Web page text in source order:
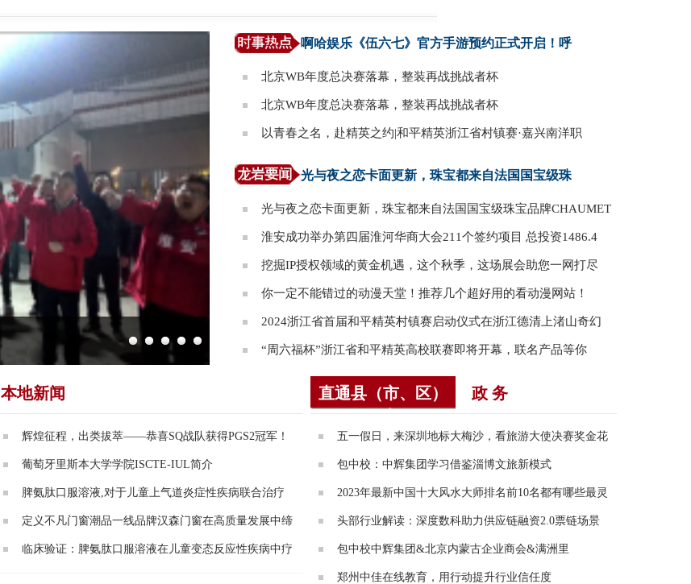
啊哈娱乐《伍六七》官方手游预约正式开启！呼
北京WB年度总决赛落幕，整装再战挑战者杯
北京WB年度总决赛落幕，整装再战挑战者杯
以青春之名，赴精英之约|和平精英浙江省村镇赛·嘉兴南洋职
光与夜之恋卡面更新，珠宝都来自法国国宝级珠
光与夜之恋卡面更新，珠宝都来自法国国宝级珠宝品牌CHAUMET
淮安成功举办第四届淮河华商大会211个签约项目 总投资1486.4
挖掘IP授权领域的黄金机遇，这个秋季，这场展会助您一网打尽
你一定不能错过的动漫天堂！推荐几个超好用的看动漫网站！
2024浙江省首届和平精英村镇赛启动仪式在浙江德清上渚山奇幻
“周六福杯”浙江省和平精英高校联赛即将开幕，联名产品等你
本地新闻
辉煌征程，出类拔萃——恭喜SQ战队获得PGS2冠军！
葡萄牙里斯本大学学院ISCTE-IUL简介
脾氨肽口服溶液,对于儿童上气道炎症性疾病联合治疗
定义不凡门窗潮品一线品牌汉森门窗在高质量发展中缔
临床验证：脾氨肽口服溶液在儿童变态反应性疾病中疗
直通县（市、区） 政 务
五一假日，来深圳地标大梅沙，看旅游大使决赛奖金花
包中校：中辉集团学习借鉴淄博文旅新模式
2023年最新中国十大风水大师排名前10名都有哪些最灵
头部行业解读：深度数科助力供应链融资2.0票链场景
包中校中辉集团&北京内蒙古企业商会&满洲里
郑州中佳在线教育，用行动提升行业信任度